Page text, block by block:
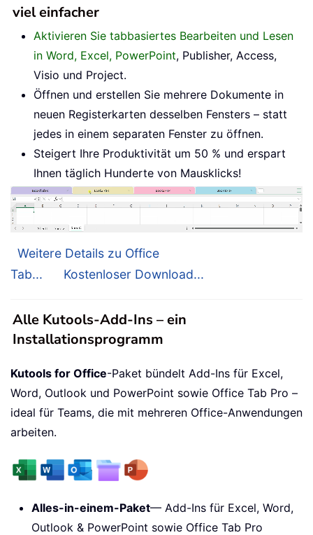
viel einfacher
Aktivieren Sie tabbasiertes Bearbeiten und Lesen
in Word, Excel, PowerPoint, Publisher, Access,
Visio und Project.
Öffnen und erstellen Sie mehrere Dokumente in
neuen Registerkarten desselben Fensters – statt
jedes in einem separaten Fenster zu öffnen.
Steigert Ihre Produktivität um 50 % und erspart
Ihnen täglich Hunderte von Mausklicks!
Weitere Details zu Office
Tab...
Kostenloser Download...
Alle Kutools-Add-Ins – ein
Installationsprogramm
Kutools for Office-Paket bündelt Add-Ins für Excel,
Word, Outlook und PowerPoint sowie Office Tab Pro –
ideal für Teams, die mit mehreren Office-Anwendungen
arbeiten.
Alles-in-einem-Paket— Add-Ins für Excel, Word,
Outlook & PowerPoint sowie Office Tab Pro